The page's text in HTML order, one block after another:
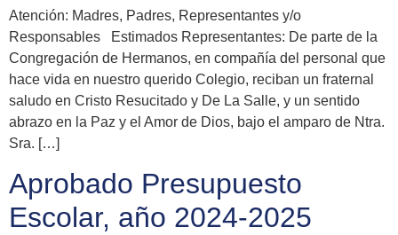
Atención: Madres, Padres, Representantes y/o
Responsables Estimados Representantes: De parte de la
Congregación de Hermanos, en compañía del personal que
hace vida en nuestro querido Colegio, reciban un fraternal
saludo en Cristo Resucitado y De La Salle, y un sentido
abrazo en la Paz y el Amor de Dios, bajo el amparo de Ntra.
Sra. […]
Aprobado Presupuesto
Escolar, año 2024-2025